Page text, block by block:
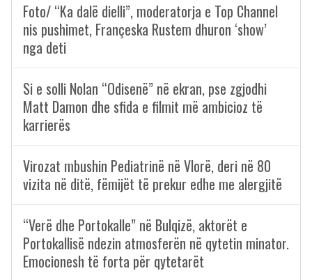
Foto/ “Ka dalë dielli”, moderatorja e Top Channel
nis pushimet, Françeska Rustem dhuron ‘show’
nga deti
Si e solli Nolan “Odisenë” në ekran, pse zgjodhi
Matt Damon dhe sfida e filmit më ambicioz të
karrierës
Virozat mbushin Pediatrinë në Vlorë, deri në 80
vizita në ditë, fëmijët të prekur edhe me alergjitë
“Verë dhe Portokalle” në Bulqizë, aktorët e
Portokallisë ndezin atmosferën në qytetin minator.
Emocionesh të forta për qytetarët